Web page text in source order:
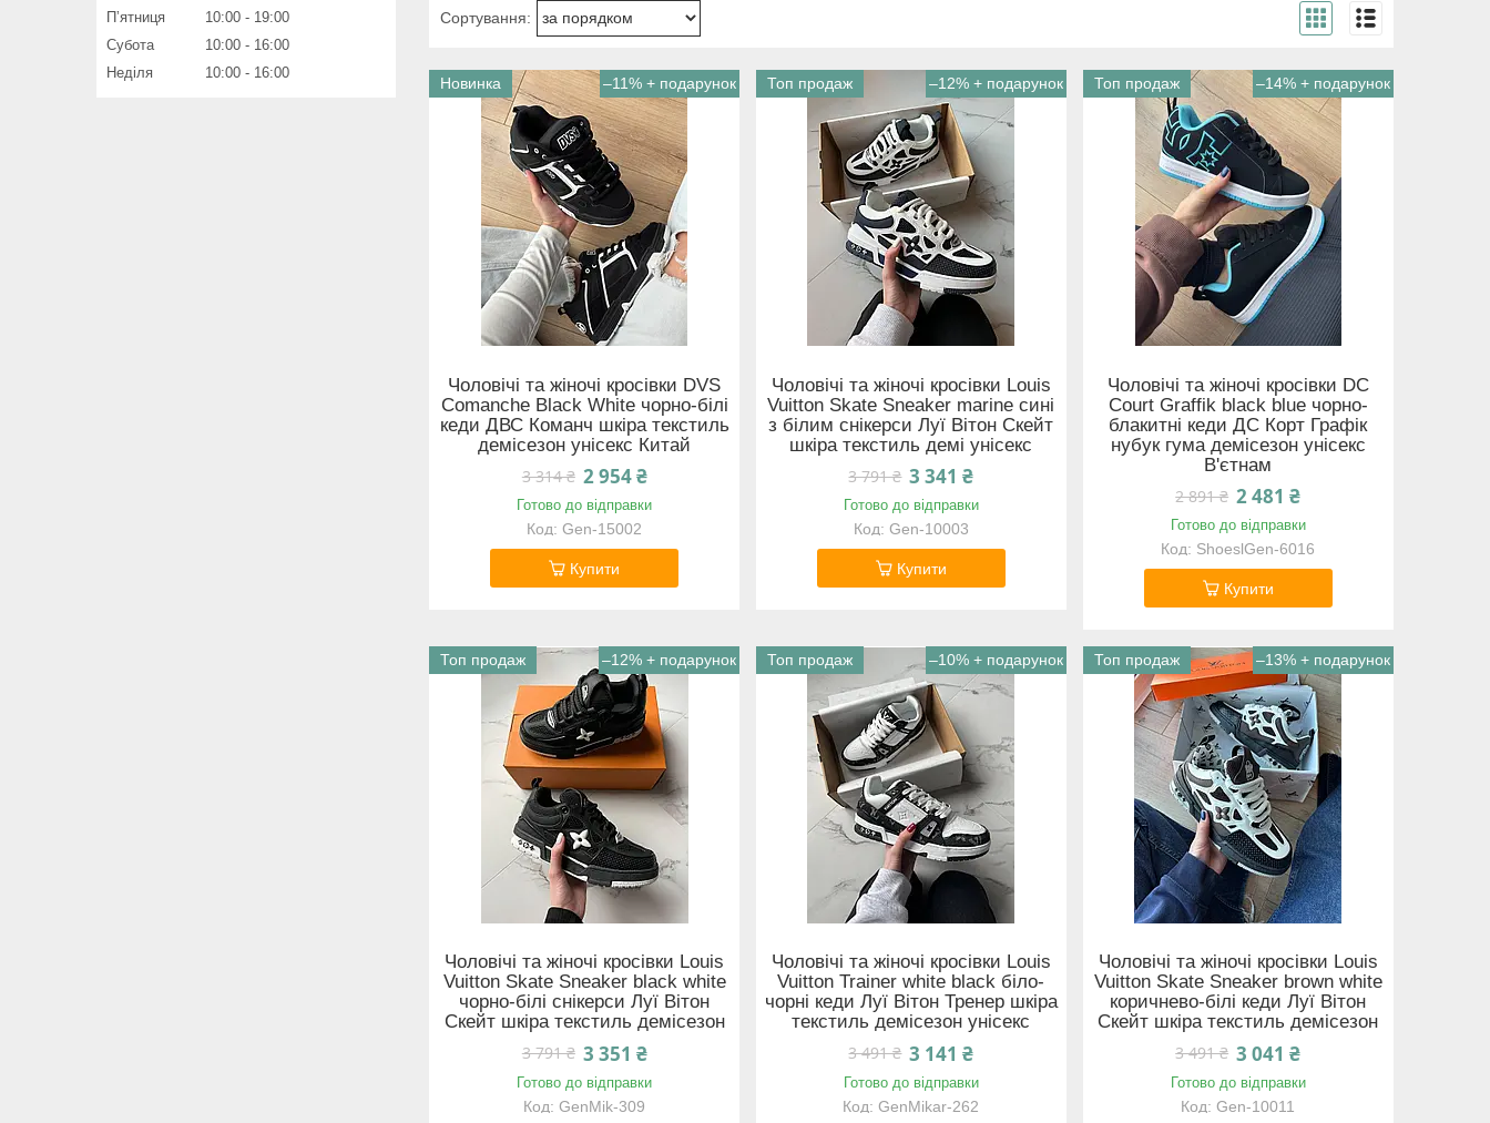
Новинка –11%
Чоловічі та жіночі кросівки DVS
Comanche Black White чорно-білі
кеди ДВС Команч шкіра текстиль
демісезон унісекс Китай
3 314 ₴ 2 954 ₴
Готово до відправки
Gen-15002
Купити
Топ продаж –12%
Чоловічі та жіночі кросівки Louis
Vuitton Skate Sneaker marine сині
з білим снікерси Луї Вітон Скейт
шкіра текстиль демі унісекс
3 791 ₴ 3 341 ₴
Готово до відправки
Gen-10003
Купити
Топ продаж –14%
Чоловічі та жіночі кросівки DC
Court Graffik black blue чорно-
блакитні кеди ДС Корт Графік
нубук гума демісезон унісекс
В'єтнам
2 891 ₴ 2 481 ₴
Готово до відправки
ShoeslGen-6016
Купити
Топ продаж –12%
Чоловічі та жіночі кросівки Louis
Vuitton Skate Sneaker black white
чорно-білі снікерси Луї Вітон
Скейт шкіра текстиль демісезон
3 791 ₴ 3 351 ₴
Готово до відправки
GenMik-309
Топ продаж –10%
Чоловічі та жіночі кросівки Louis
Vuitton Trainer white black біло-
чорні кеди Луї Вітон Тренер шкіра
текстиль демісезон унісекс
3 491 ₴ 3 141 ₴
Готово до відправки
GenMikar-262
Топ продаж –13%
Чоловічі та жіночі кросівки Louis
Vuitton Skate Sneaker brown white
коричнево-білі кеди Луї Вітон
Скейт шкіра текстиль демісезон
3 491 ₴ 3 041 ₴
Готово до відправки
Gen-10011
Пʼятниця
10:00
19:00
Субота
10:00
16:00
Неділя
10:00 16:00